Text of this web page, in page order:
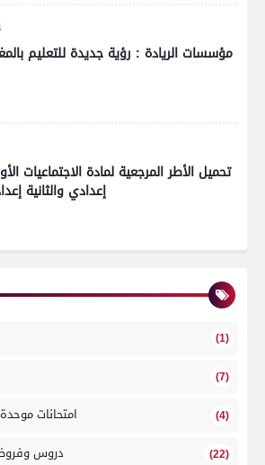
مؤسسات الريادة : رؤية جديدة للتعليم
تحميل الأطر المرجعية لمادة الاجتماعيات
إعدادي والثانية
(1)
(7)
امتحانات (4)
دروس (22)